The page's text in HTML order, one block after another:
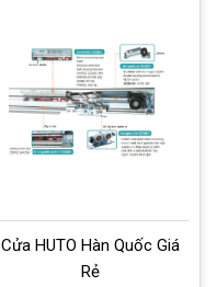
Cửa HUTO Hàn Quốc Giá
Rẻ